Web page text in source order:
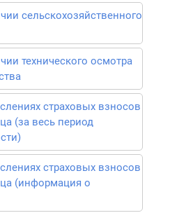
сельскохозяйственного
технического осмотра
страховых взносов
(за весь период
страховых взносов
(информация о